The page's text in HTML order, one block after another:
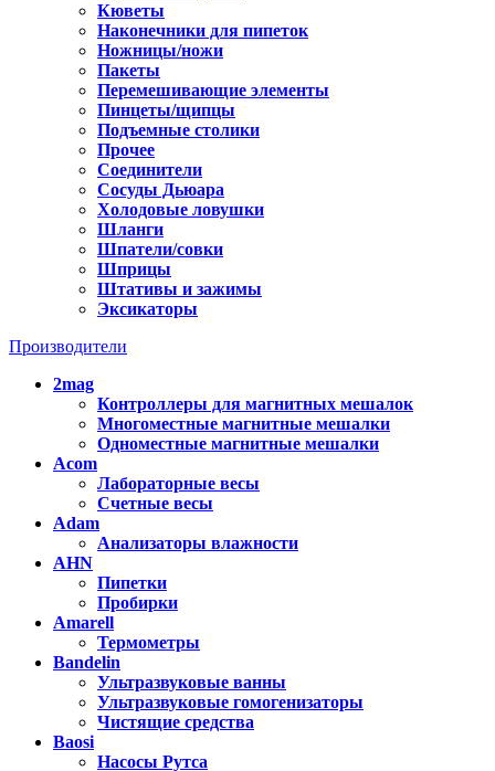
Кюветы
Наконечники для пипеток
Ножницы/ножи
Пакеты
Перемешивающие элементы
Пинцеты/щипцы
Подъемные столики
Прочее
Соединители
Сосуды Дьюара
Холодовые ловушки
Шланги
Шпатели/совки
Шприцы
Штативы и зажимы
Эксикаторы
Производители
2mag
Контроллеры для магнитных мешалок
Многоместные магнитные мешалки
Одноместные магнитные мешалки
Acom
Лабораторные весы
Счетные весы
Adam
Анализаторы влажности
AHN
Пипетки
Пробирки
Amarell
Термометры
Bandelin
Ультразвуковые ванны
Ультразвуковые гомогенизаторы
Чистящие средства
Baosi
Насосы Рутса